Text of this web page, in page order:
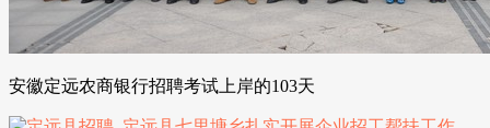
安徽定远农商银行招聘考试上岸的103天